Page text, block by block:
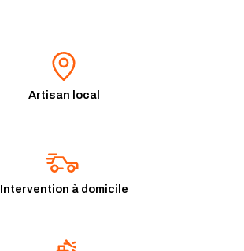
Artisan local
Intervention à domicile